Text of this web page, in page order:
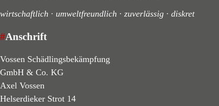
wirtschaftlich · umweltfreundlich · zuverlässig · diskret
#Anschrift
Vossen Schädlingsbekämpfung
GmbH & Co. KG
Axel Vossen
Helserdieker Strot 14